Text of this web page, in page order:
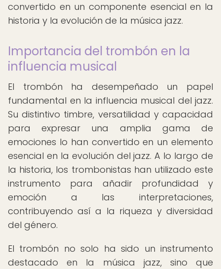
convertido en un componente esencial en la
historia y la evolución de la música jazz.
Importancia del trombón en la
influencia musical
El trombón ha desempeñado un papel
fundamental en la influencia musical del jazz.
Su distintivo timbre, versatilidad y capacidad
para expresar una amplia gama de
emociones lo han convertido en un elemento
esencial en la evolución del jazz. A lo largo de
la historia, los trombonistas han utilizado este
instrumento para añadir profundidad y
emoción a las interpretaciones,
contribuyendo así a la riqueza y diversidad
del género.
El trombón no solo ha sido un instrumento
destacado en la música jazz, sino que